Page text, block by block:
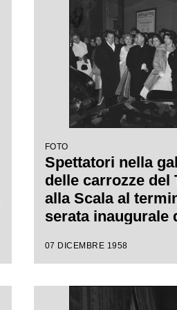
regia di Margherita
Wallmann
FOTO
Spettatori nella
delle carrozze del
alla Scala al
serata inaugurale
con l'opera
da Antonino Votto
regia di Margherita
07 DICEMBRE 1958